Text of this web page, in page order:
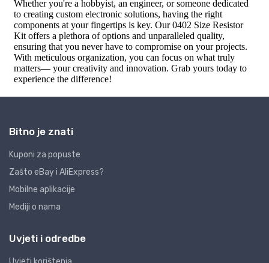
Bitno je znati
Kuponi za popuste
Zašto eBay i AliExpress?
Mobilne aplikacije
Mediji o nama
Uvjeti i odredbe